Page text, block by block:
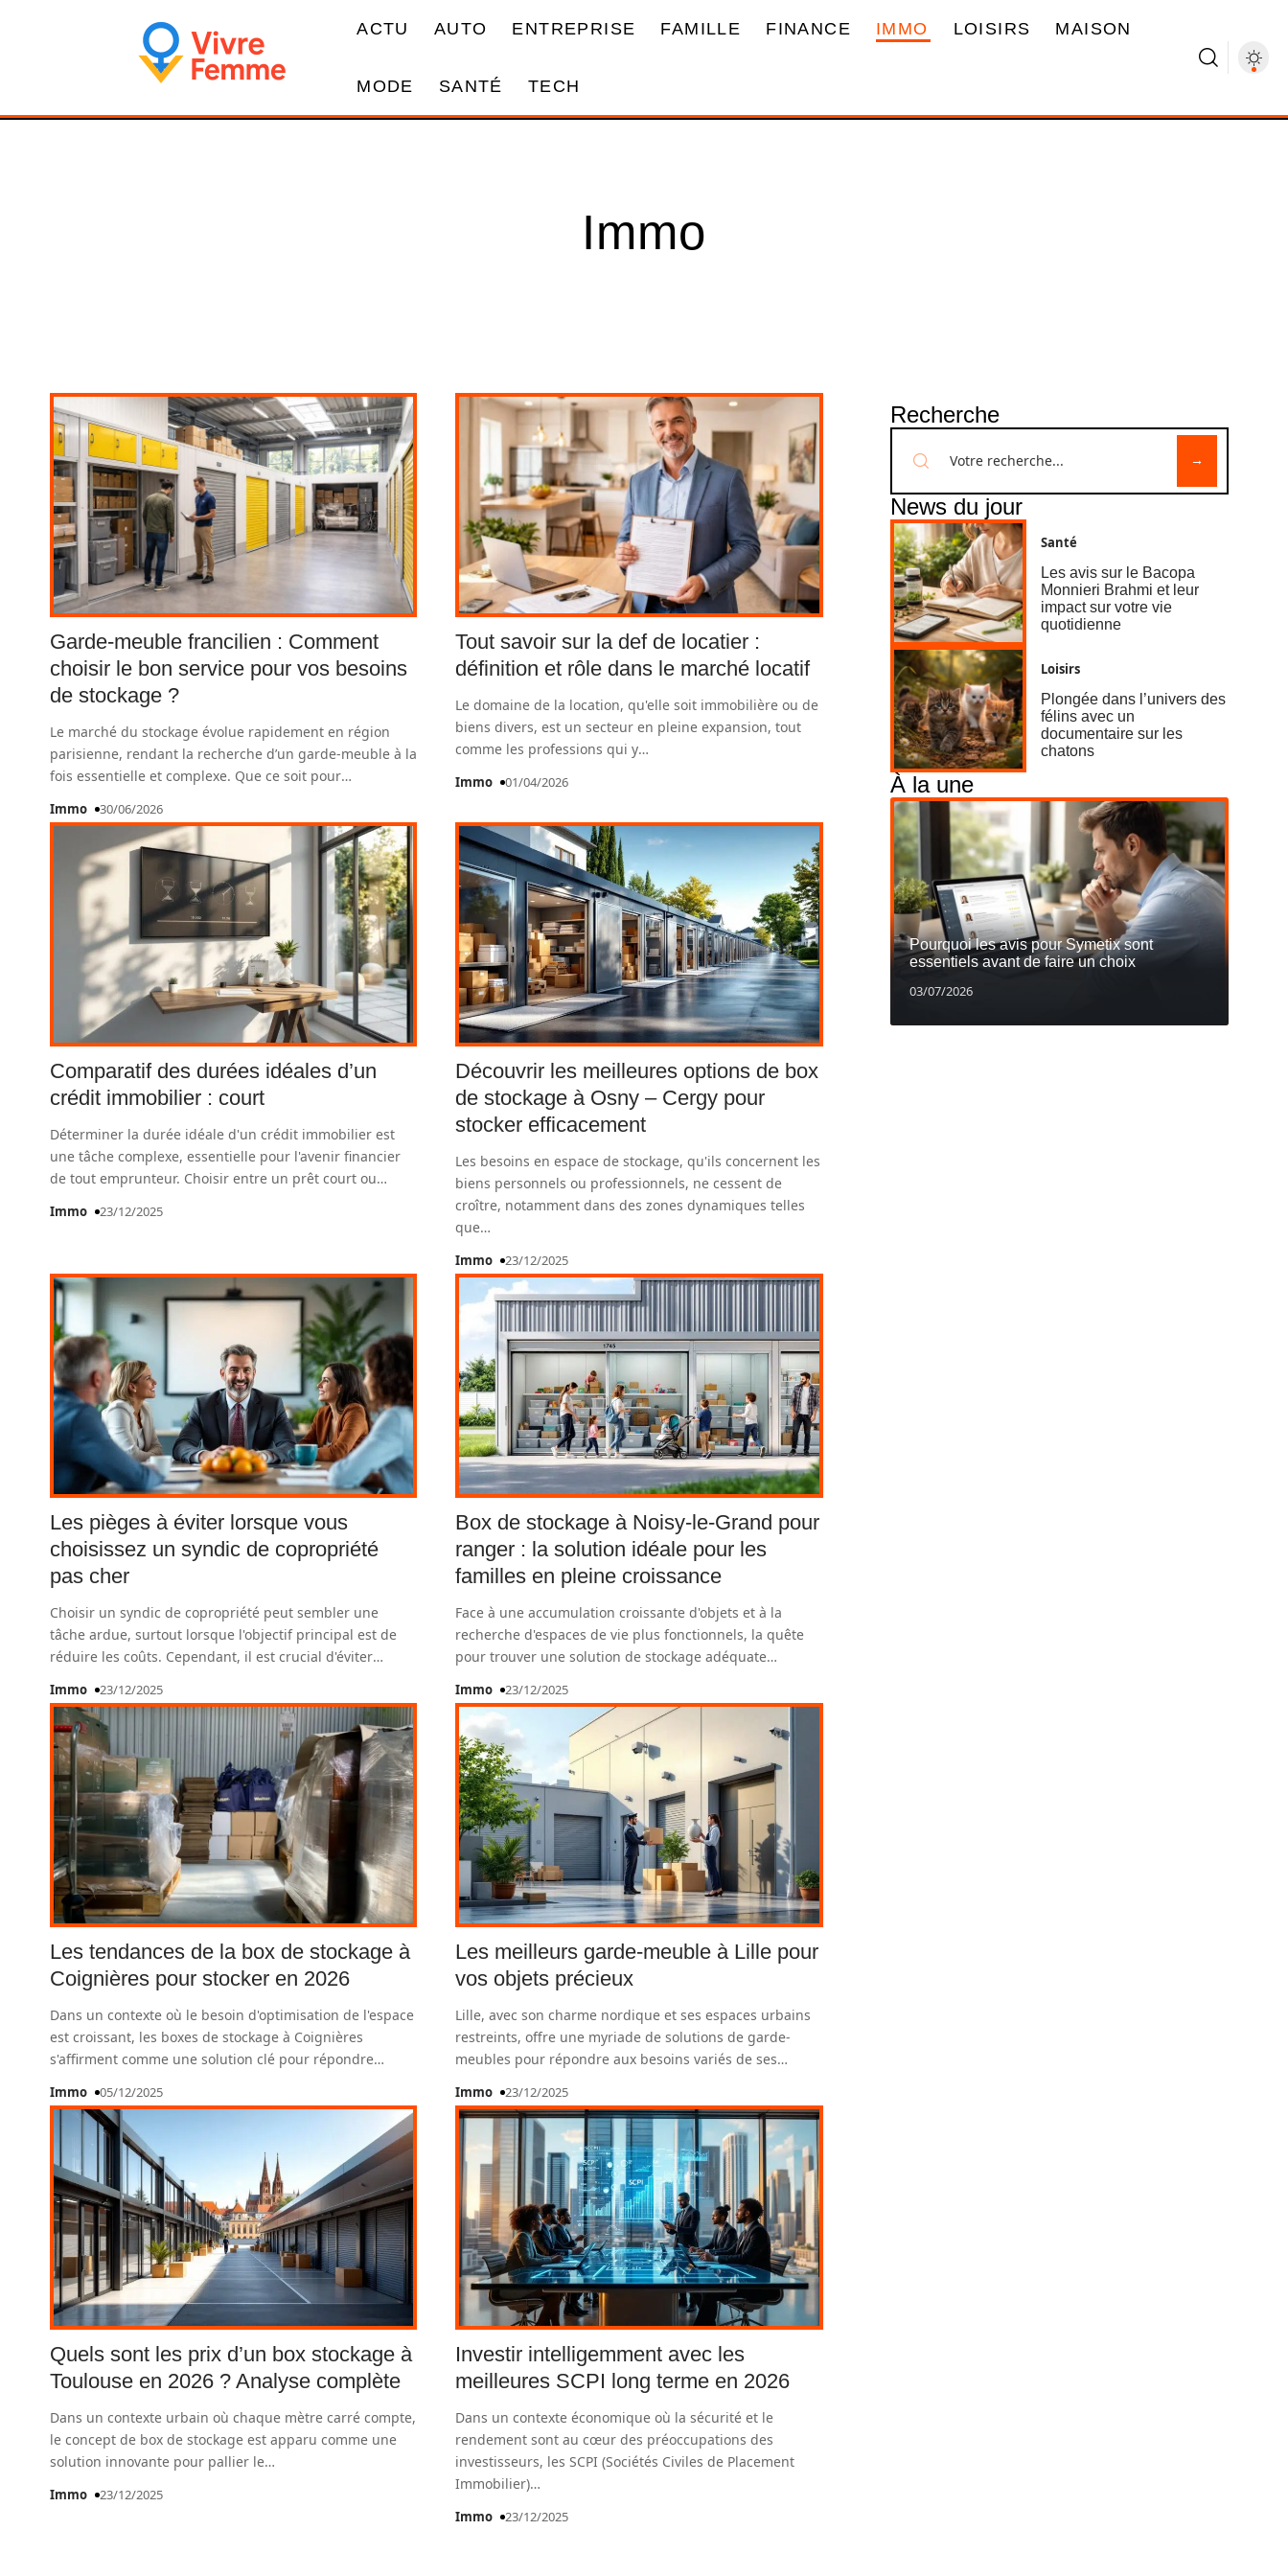
ACTU AUTO ENTREPRISE FAMILLE FINANCE IMMO LOISIRS MAISON
MODE SANTÉ TECH
Immo
Garde-meuble francilien : Comment
choisir le bon service pour vos besoins
de stockage ?
Le marché du stockage évolue rapidement en région
parisienne, rendant la recherche d’un garde-meuble à la
fois essentielle et complexe. Que ce soit pour…
Immo 30/06/2026
Tout savoir sur la def de locatier :
définition et rôle dans le marché locatif
Le domaine de la location, qu'elle soit immobilière ou de
biens divers, est un secteur en pleine expansion, tout
comme les professions qui y…
Immo 01/04/2026
Comparatif des durées idéales d’un
crédit immobilier : court
Déterminer la durée idéale d'un crédit immobilier est
une tâche complexe, essentielle pour l'avenir financier
de tout emprunteur. Choisir entre un prêt court ou…
Immo 23/12/2025
Découvrir les meilleures options de box
de stockage à Osny – Cergy pour
stocker efficacement
Les besoins en espace de stockage, qu'ils concernent les
biens personnels ou professionnels, ne cessent de
croître, notamment dans des zones dynamiques telles
que…
Immo 23/12/2025
Les pièges à éviter lorsque vous
choisissez un syndic de copropriété
pas cher
Choisir un syndic de copropriété peut sembler une
tâche ardue, surtout lorsque l'objectif principal est de
réduire les coûts. Cependant, il est crucial d'éviter…
Immo 23/12/2025
Box de stockage à Noisy-le-Grand pour
ranger : la solution idéale pour les
familles en pleine croissance
Face à une accumulation croissante d'objets et à la
recherche d'espaces de vie plus fonctionnels, la quête
pour trouver une solution de stockage adéquate…
Immo 23/12/2025
Les tendances de la box de stockage à
Coignières pour stocker en 2026
Dans un contexte où le besoin d'optimisation de l'espace
est croissant, les boxes de stockage à Coignières
s'affirment comme une solution clé pour répondre…
Immo 05/12/2025
Les meilleurs garde-meuble à Lille pour
vos objets précieux
Lille, avec son charme nordique et ses espaces urbains
restreints, offre une myriade de solutions de garde-
meubles pour répondre aux besoins variés de ses…
Immo 23/12/2025
Quels sont les prix d’un box stockage à
Toulouse en 2026 ? Analyse complète
Dans un contexte urbain où chaque mètre carré compte,
le concept de box de stockage est apparu comme une
solution innovante pour pallier le…
Immo 23/12/2025
Investir intelligemment avec les
meilleures SCPI long terme en 2026
Dans un contexte économique où la sécurité et le
rendement sont au cœur des préoccupations des
investisseurs, les SCPI (Sociétés Civiles de Placement
Immobilier)…
Immo 23/12/2025
Recherche
News du jour
Santé
Les avis sur le Bacopa
Monnieri Brahmi et leur
impact sur votre vie
quotidienne
Loisirs
Plongée dans l’univers des
félins avec un
documentaire sur les
chatons
À la une
Pourquoi les avis pour Symetix sont
essentiels avant de faire un choix
03/07/2026